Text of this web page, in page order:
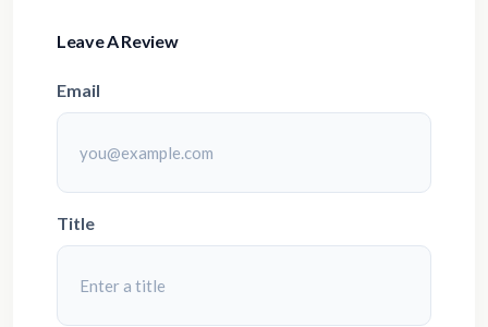
Leave A Review
Email
Title